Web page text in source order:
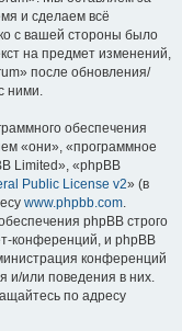
и сделаем всё
с вашей стороны было
на предмет изменений,
после обновления/
ними.
обеспечения
«они», «программное
Limited», «phpBB
Public License v2» (в
www.phpbb.com.
phpBB строго
конференций, и phpBB
конференций
и/или поведения в них.
по адресу